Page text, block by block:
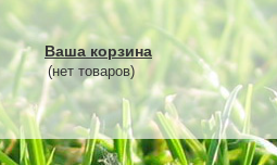
Ваша корзина
(нет товаров)